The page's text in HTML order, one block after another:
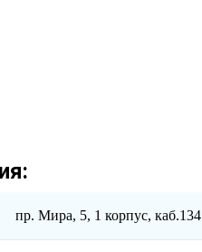
пр. Мира, 5, 1 корпус, каб.134